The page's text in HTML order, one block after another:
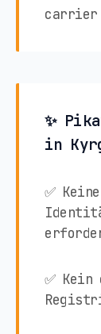
carrier
✨
in
✅
✅ Kein